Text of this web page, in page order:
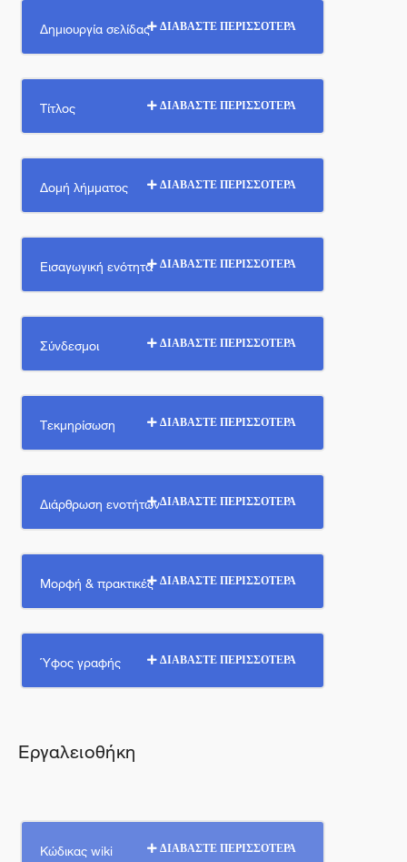
Δημιουργία σελίδας ΔΙΑΒΑΣΤΕ ΠΕΡΙΣΣΟΤΕΡΑ
Τίτλος ΔΙΑΒΑΣΤΕ ΠΕΡΙΣΣΟΤΕΡΑ
Δομή λήμματος ΔΙΑΒΑΣΤΕ ΠΕΡΙΣΣΟΤΕΡΑ
Εισαγωγική ενότητα ΔΙΑΒΑΣΤΕ ΠΕΡΙΣΣΟΤΕΡΑ
Σύνδεσμοι ΔΙΑΒΑΣΤΕ ΠΕΡΙΣΣΟΤΕΡΑ
Τεκμηρίσωση ΔΙΑΒΑΣΤΕ ΠΕΡΙΣΣΟΤΕΡΑ
Διάρθρωση ενοτήτωνΔΙΑΒΑΣΤΕ ΠΕΡΙΣΣΟΤΕΡΑ
Μορφή & πρακτικές ΔΙΑΒΑΣΤΕ ΠΕΡΙΣΣΟΤΕΡΑ
Ύφος γραφής ΔΙΑΒΑΣΤΕ ΠΕΡΙΣΣΟΤΕΡΑ
Εργαλειοθήκη
Κώδικας wiki ΔΙΑΒΑΣΤΕ ΠΕΡΙΣΣΟΤΕΡΑ